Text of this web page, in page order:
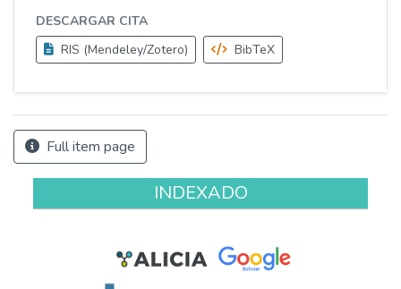
DESCARGAR CITA
RIS (Mendeley/Zotero)
BibTeX
Full item page
INDEXADO